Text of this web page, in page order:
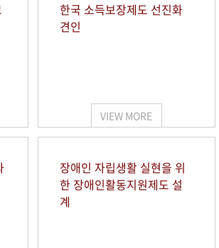
한국 소득보장제도 선진화
견인
VIEW MORE
장애인 자립생활 실현을 위
한 장애인활동지원제도 설
계